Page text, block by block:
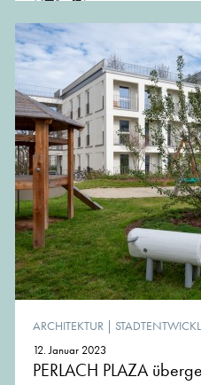
ARCHITEKTUR |
12. Januar 2023
PERLACH PLAZA